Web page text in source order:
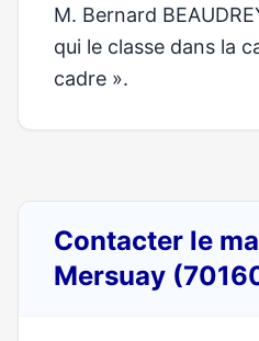
M. Bernard
qui le classe dans la
cadre ».
Contacter le
Mersuay